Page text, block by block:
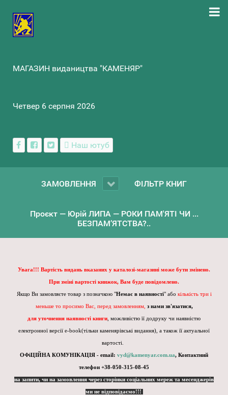
МАГАЗИН видаництва "КАМЕНЯР"
Четвер 6 серпня 2026
Наш ютуб
ЗАМОВЛЕННЯ ФІЛЬТР КНИГ
Проєкт — Юрій ЛИПА — РОКИ ПАМ'ЯТІ ЧИ ...
БЕЗПАМ’ЯТСТВА?..
Увага!!! Вартість видань вказаних у каталозі-магазині може бути змінено.
При зміні вартості книжок, Вам буде повідомлено.
Якщо Ви замовляєте товар з позначкою "Немає в наявності" або кількість три і
меньше то просимо Вас, перед замовленням, з нами зв'язатися,
для уточнення наявності книги , можливістю її додруку чи наявністю
електронної версії e-book(тільки каменярівські видання), а також її актуальної
вартості.
ОФіЦІЙНА КОМУНІКАЦІЯ - email: vyd@kamenyar.com.ua, Контактний
телефон +38-050-315-08-45
на запити, чи на замовлення через сторінки соціальних мереж та месенджерів
ми не відповідаємо!!!